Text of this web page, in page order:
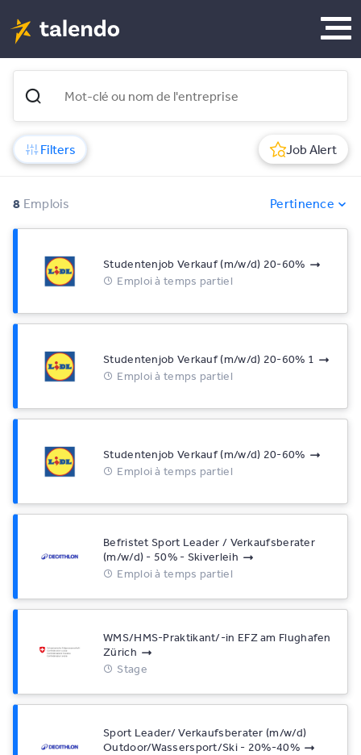
Filters Job Alert
8 Emplois Pertinence
Studentenjob Verkauf (m/w/d) 20-60%
Emploi à temps partiel
Studentenjob Verkauf (m/w/d) 20-60% 1
Emploi à temps partiel
Studentenjob Verkauf (m/w/d) 20-60%
Emploi à temps partiel
Befristet Sport Leader / Verkaufsberater
(m/w/d) - 50% - Skiverleih
Emploi à temps partiel
WMS/HMS-Praktikant/-in EFZ am Flughafen
Zürich
Stage
Sport Leader/ Verkaufsberater (m/w/d)
Outdoor/Wassersport/Ski - 20%-40%